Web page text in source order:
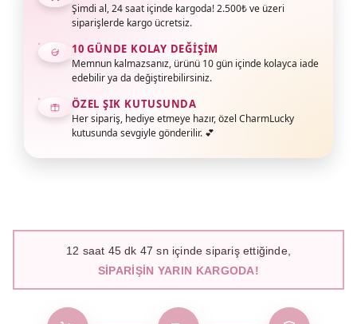
Şimdi al, 24 saat içinde kargoda! 2.500₺ ve üzeri
siparişlerde kargo ücretsiz.
10 GÜNDE KOLAY DEĞIŞIM
Memnun kalmazsanız, ürünü 10 gün içinde kolayca iade
edebilir ya da değiştirebilirsiniz.
ÖZEL ŞIK KUTUSUNDA
Her sipariş, hediye etmeye hazır, özel CharmLucky
kutusunda sevgiyle gönderilir. 💕
12 saat 45dk 46 sn içinde sipariş ettiğinde,
SIPARIŞIN YARIN KARGODA!